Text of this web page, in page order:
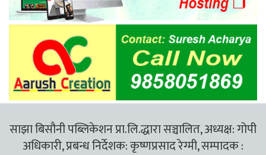
साझा बिसौनी पब्लिकेशन प्रा.लि.द्धारा सञ्चालित, अध्यक्ष: गोपी
अधिकारी, प्रबन्ध निर्देशक: कृष्णप्रसाद रेग्मी, सम्पादक :